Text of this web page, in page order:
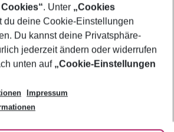
ändern
. Unter „Cookies
du deine Cookie-Einstellungen
Du kannst deine Privatsphäre-
jederzeit ändern oder widerrufen
unten auf „Cookie-Einstellungen
Impressum